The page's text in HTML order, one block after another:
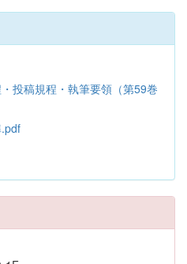
投稿規程・執筆要領（第59巻